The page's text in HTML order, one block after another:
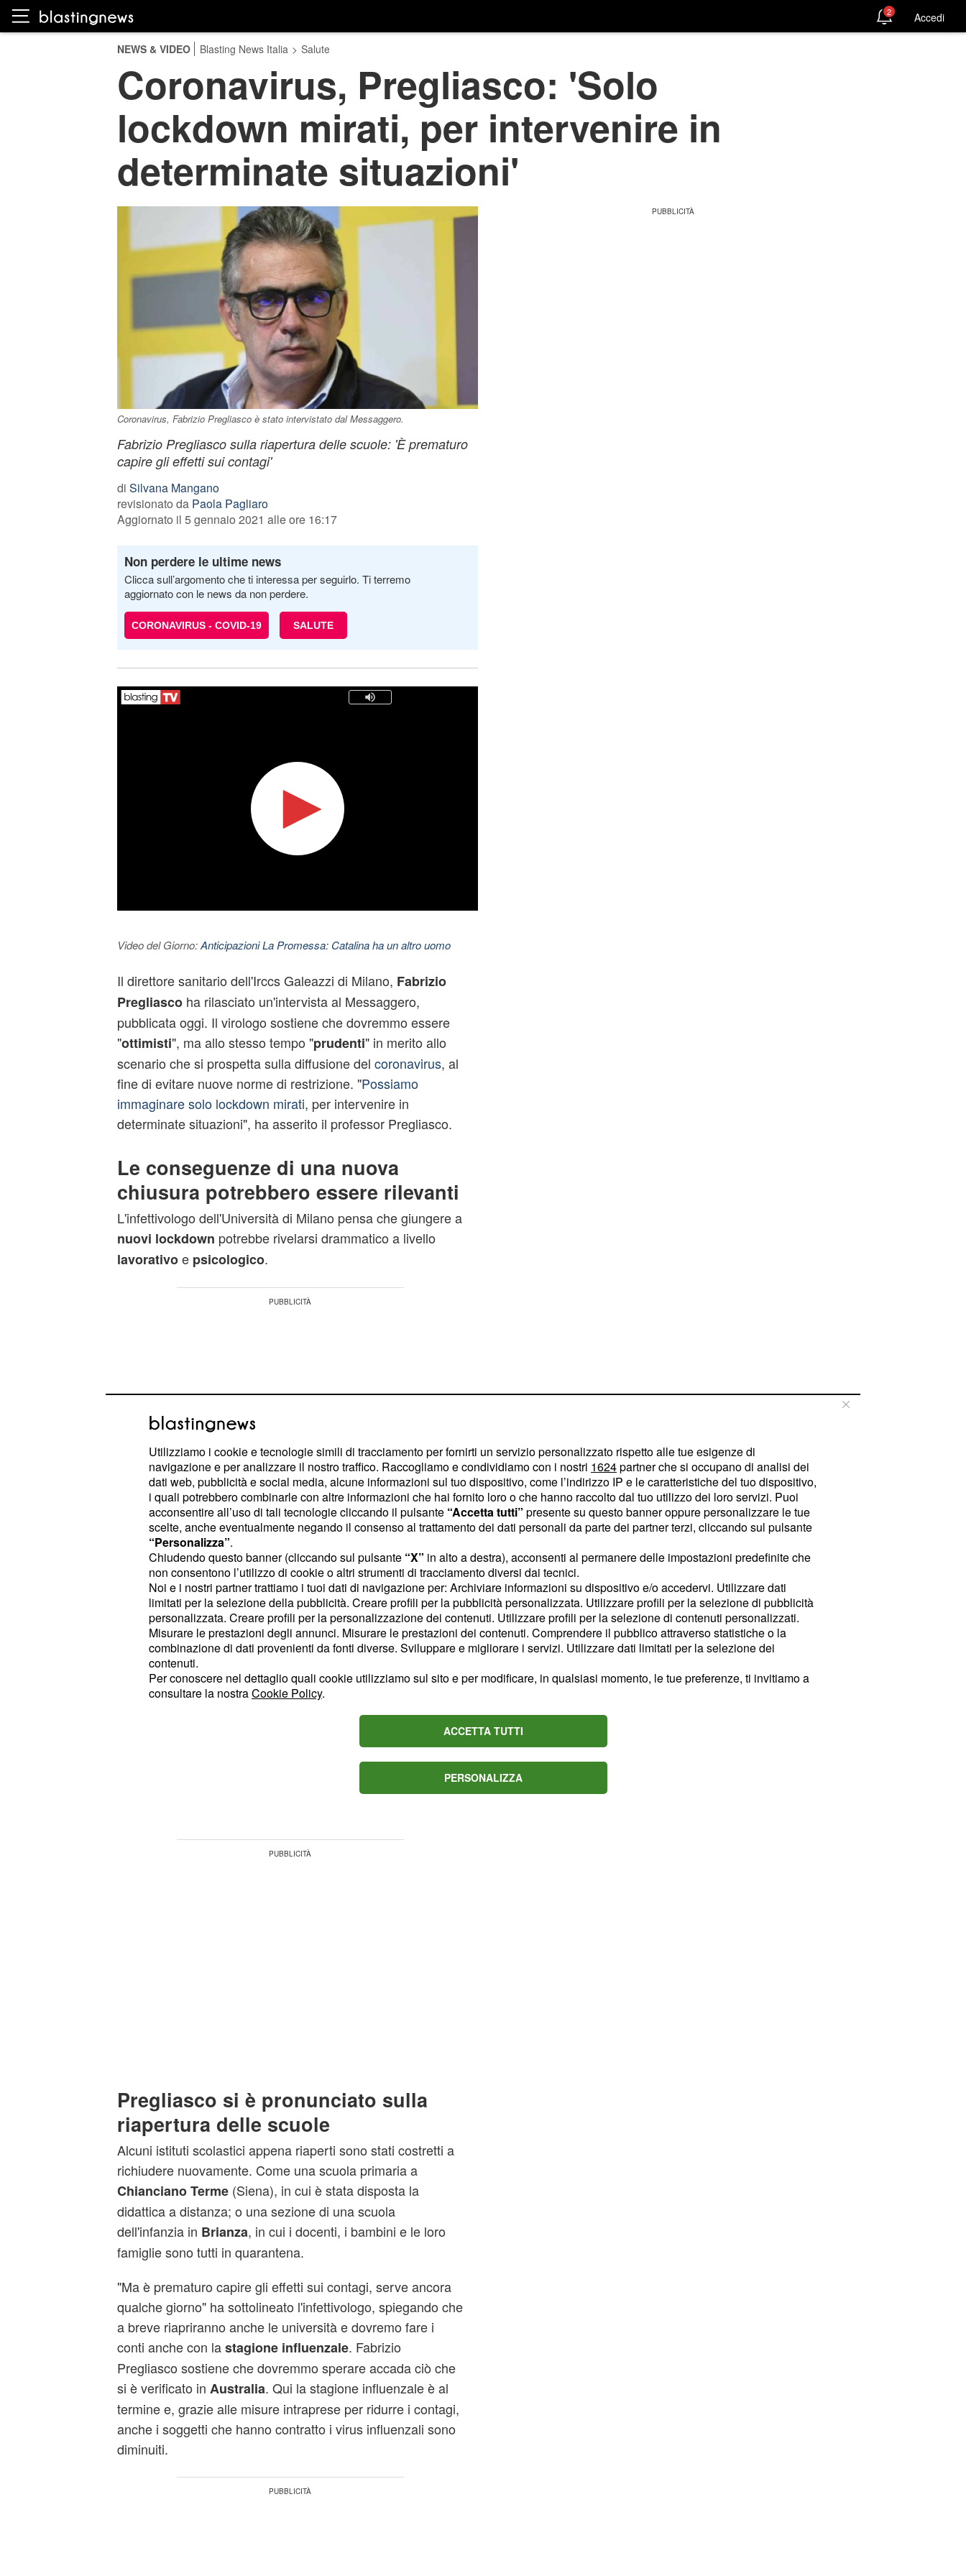
2 Accedi
NEWS & VIDEO Blasting News Italia > Salute
Coronavirus, Pregliasco: 'Solo
lockdown mirati, per intervenire in
determinate situazioni'
Coronavirus, Fabrizio Pregliasco è stato intervistato dal Messaggero.
Fabrizio Pregliasco sulla riapertura delle scuole: 'È prematuro
capire gli effetti sui contagi'
di Silvana Mangano
revisionato da Paola Pagliaro
Aggiornato il 5 gennaio 2021 alle ore 16:17
Non perdere le ultime news
Clicca sull’argomento che ti interessa per seguirlo. Ti terremo
aggiornato con le news da non perdere.
CORONAVIRUS - COVID-19 SALUTE
Video del Giorno:Anticipazioni La Promessa: Catalina ha un altro uomo
Il direttore sanitario dell'Irccs Galeazzi di Milano, Fabrizio
Pregliascoha rilasciato un'intervista al Messaggero,
pubblicata oggi. Il virologo sostiene che dovremmo essere
"ottimisti", ma allo stesso tempo "prudenti" in merito allo
scenario che si prospetta sulla diffusione del coronavirus, al
fine di evitare nuove norme di restrizione. "Possiamo
immaginare solo lockdown mirati, per intervenire in
determinate situazioni", ha asserito il professor Pregliasco.
Le conseguenze di una nuova
chiusura potrebbero essere rilevanti
L'infettivologo dell'Università di Milano pensa che giungere a
nuovi lockdown potrebbe rivelarsi drammatico a livello
lavorativoe psicologico.
E ha consigliato di continuare a prestare le dovute attenzioni
nell'ottemperanza dellemisure anti-Covid. Attualmente, la
curva dei contagi è in crescita, in relazione anche a un
incremento del numero deitamponie deitesteffettuati nel
nostro Paese. Sono aumentati anche i pazienti ricoverati
nelle terapie intensive e i decessi. Il 20 settembre le vittime
erano15, il giorno precedente
andamento endemico" ha dichiarato Fabrizio Pregliasco,
di coronavirus sparsi in tutta Italia, ma da un lato,
secondo il virologo questo significa che "sta funzionando il
sistema di controllo", ovvero i casi di positività vengono
Pregliasco si è pronunciato sulla
riapertura delle scuole
Alcuni istituti scolastici appena riaperti sono stati costretti a
richiudere nuovamente. Come una scuola primaria a
Chianciano Terme(Siena), in cui è stata disposta la
didattica a distanza; o una sezione di una scuola
dell'infanzia in Brianza, in cui i docenti, i bambini e le loro
famiglie sono tutti in quarantena.
"Ma è prematuro capire gli effetti sui contagi, serve ancora
qualche giorno" ha sottolineato l'infettivologo, spiegando che
a breve riapriranno anche le università e dovremo fare i
conti anche con lastagione influenzale. Fabrizio
Pregliasco sostiene che dovremmo sperare accada ciò che
si è verificato in Australia. Qui la stagione influenzale è al
termine e, grazie alle misure intraprese per ridurre i contagi,
anche i soggetti che hanno contratto i virus influenzali sono
diminuiti.
Utilizziamo i cookie e tecnologie simili di tracciamento per fornirti un servizio personalizzato rispetto alle tue esigenze di
navigazione e per analizzare il nostro traffico. Raccogliamo e condividiamo con i nostri 1624partner che si occupano di analisi dei
dati web, pubblicità e social media, alcune informazioni sul tuo dispositivo, come l’indirizzo IP e le caratteristiche del tuo dispositivo,
i quali potrebbero combinarle con altre informazioni che hai fornito loro o che hanno raccolto dal tuo utilizzo dei loro servizi. Puoi
acconsentire all’uso di tali tecnologie cliccando il pulsante “Accetta tutti” presente su questo banner oppure personalizzare le tue
scelte, anche eventualmente negando il consenso al trattamento dei dati personali da parte dei partner terzi, cliccando sul pulsante
“Personalizza”.
Chiudendo questo banner (cliccando sul pulsante “X” in alto a destra), acconsenti al permanere delle impostazioni predefinite che
non consentono l’utilizzo di cookie o altri strumenti di tracciamento diversi dai tecnici.
Noi e i nostri partner trattiamo i tuoi dati di navigazione per: Archiviare informazioni su dispositivo e/o accedervi. Utilizzare dati
limitati per la selezione della pubblicità. Creare profili per la pubblicità personalizzata. Utilizzare profili per la selezione di pubblicità
personalizzata. Creare profili per la personalizzazione dei contenuti. Utilizzare profili per la selezione di contenuti personalizzati.
Misurare le prestazioni degli annunci. Misurare le prestazioni dei contenuti. Comprendere il pubblico attraverso statistiche o la
combinazione di dati provenienti da fonti diverse. Sviluppare e migliorare i servizi. Utilizzare dati limitati per la selezione dei
contenuti.
Per conoscere nel dettaglio quali cookie utilizziamo sul sito e per modificare, in qualsiasi momento, le tue preferenze, ti invitiamo a
consultare la nostraCookie Policy.
ACCETTA TUTTI
PERSONALIZZA